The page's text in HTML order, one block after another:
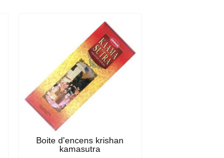
Boite d'encens krishan
kamasutra